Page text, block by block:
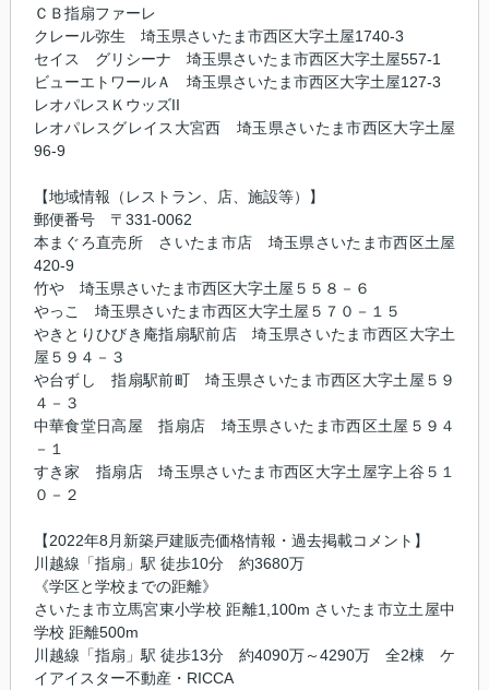
ＣＢ指扇ファーレ
クレール弥生 埼玉県さいたま市西区大字土屋1740-3
セイス グリシーナ 埼玉県さいたま市西区大字土屋557-1
ビューエトワールＡ 埼玉県さいたま市西区大字土屋127-3
レオパレスＫウッズII
レオパレスグレイス大宮西 埼玉県さいたま市西区大字土屋
96-9
【地域情報（レストラン、店、施設等）】
郵便番号 〒331-0062
本まぐろ直売所 さいたま市店 埼玉県さいたま市西区土屋
420-9
竹や 埼玉県さいたま市西区大字土屋５５８－６
やっこ 埼玉県さいたま市西区大字土屋５７０－１５
やきとりひびき庵指扇駅前店 埼玉県さいたま市西区大字土
屋５９４－３
や台ずし 指扇駅前町 埼玉県さいたま市西区大字土屋５９
４－３
中華食堂日高屋 指扇店 埼玉県さいたま市西区土屋５９４
－１
すき家 指扇店 埼玉県さいたま市西区大字土屋字上谷５１
０－２
【2022年8月新築戸建販売価格情報・過去掲載コメント】
川越線「指扇」駅 徒歩10分 約3680万
《学区と学校までの距離》
さいたま市立馬宮東小学校 距離1,100m さいたま市立土屋中
学校 距離500m
川越線「指扇」駅 徒歩13分 約4090万～4290万 全2棟 ケ
イアイスター不動産・RICCA